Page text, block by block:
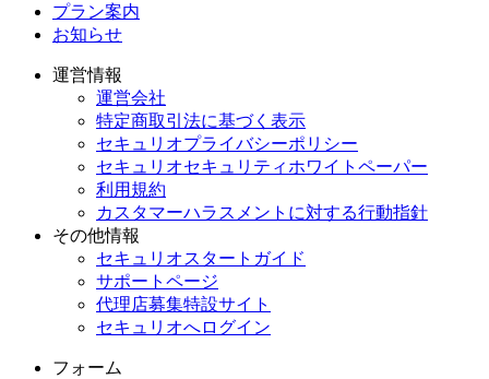
プラン案内
お知らせ
運営情報
運営会社
特定商取引法に基づく表示
セキュリオプライバシーポリシー
セキュリオセキュリティホワイトペーパー
利用規約
カスタマーハラスメントに対する行動指針
その他情報
セキュリオスタートガイド
サポートページ
代理店募集特設サイト
セキュリオへログイン
フォーム